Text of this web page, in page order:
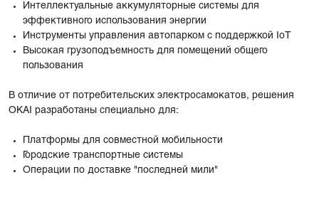
Интеллектуальные аккумуляторные системы для
эффективного использования энергии
Инструменты управления автопарком с поддержкой IoT
Высокая грузоподъемность для помещений общего
пользования
В отличие от потребительских электросамокатов, решения
OKAI разработаны специально для:
Платформы для совместной мобильности
Городские транспортные системы
Операции по доставке "последней мили"